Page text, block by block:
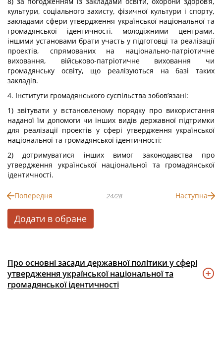
культури, соціального захисту, фізичної культури і спорту,
закладами сфери утвердження української національної та
громадянської ідентичності, молодіжними центрами,
іншими установами брати участь у підготовці та реалізації
проектів, спрямованих на національно-патріотичне
виховання, військово-патріотичне виховання чи
громадянську освіту, що реалізуються на базі таких
закладів.
4. Інститути громадянського суспільства зобов’язані:
1) звітувати у встановленому порядку про використання
наданої їм допомоги чи інших видів державної підтримки
для реалізації проектів у сфері утвердження української
національної та громадянської ідентичності;
2) дотримуватися інших вимог законодавства про
утвердження української національної та громадянської
ідентичності.
Попередня 24/28 Наступна
Додати в обране
Про основні засади державної політики у сфері
утвердження української національної та
громадянської ідентичності